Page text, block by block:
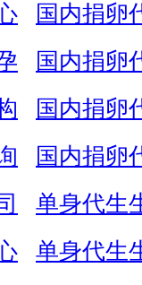
国内捐卵
国内捐卵
国内捐卵
国内捐卵
单身代生
单身代生